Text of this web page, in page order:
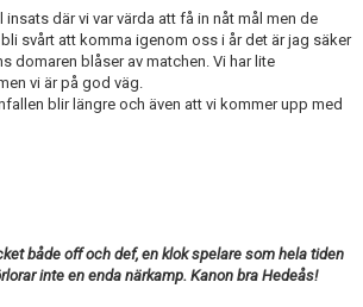
där vi var värda att få in nåt mål men de
svårt att komma igenom oss i år det är jag säker
domaren blåser av matchen. Vi har lite
vi är på god väg.
blir längre och även att vi kommer upp med
både off och def, en klok spelare som hela tiden
inte en enda närkamp. Kanon bra Hedeås!